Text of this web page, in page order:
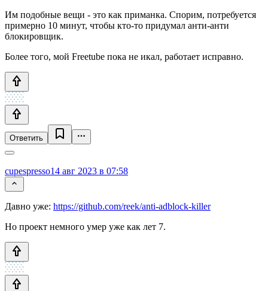
Им подобные вещи - это как приманка. Спорим, потребуется
примерно 10 минут, чтобы кто-то придумал анти-анти
блокировщик.
Более того, мой Freetube пока не икал, работает исправно.
Ответить
cupespresso14 авг 2023 в 07:58
Давно уже: https://github.com/reek/anti-adblock-killer
Но проект немного умер уже как лет 7.